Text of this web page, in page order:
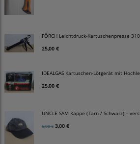
FÖRCH Leichtdruck-Kartuschenpresse
25,00 €
IDEALGAS Kartuschen-Lötgerät mit
25,00 €
UNCLE SAM Kappe (Tarn / Schwarz) –
5,00 € 3,00 €